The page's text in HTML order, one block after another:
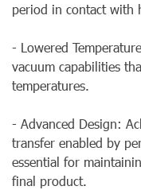
period in contact with
- Lowered
vacuum capabilities
temperatures.
- Advanced Design:
transfer enabled by
essential for
final product.